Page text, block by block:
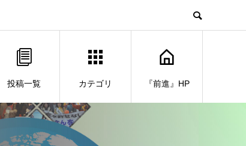
投稿一覧 カテゴリ 『前進』HP